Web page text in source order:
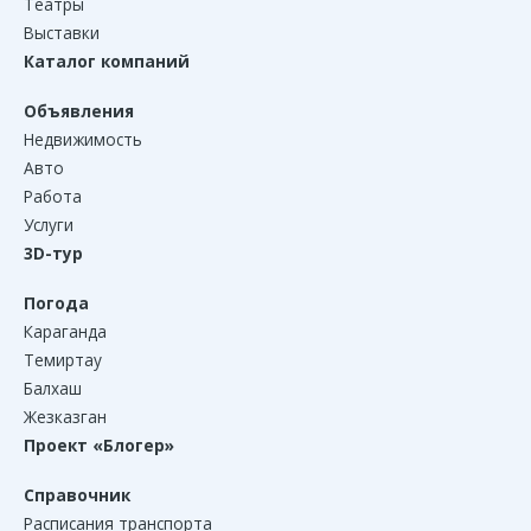
сбыта для местных производителей
11:25
Новый скоростемер заработает на одном
11:01
Новое производство по сборке
электрощитов открылось в Карагандинской области
10:34
проверили в Карагандинской области
10:04
10:00
Караганды лишилась 15 млн тенге из-за «снятия
проклятия»
вырос на 27%
Выставки
Каталог компаний
Объявления
Недвижимость
Авто
Работа
Услуги
3D-тур
Погода
Караганда
Темиртау
Балхаш
Жезказган
Проект «Блогер»
Справочник
Расписания транспорта